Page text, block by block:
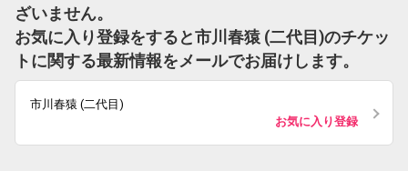
ざいません。
お気に入り登録をすると市川春猿 (二代目)のチケッ
トに関する最新情報をメールでお届けします。
市川春猿 (二代目)
お気に入り登録